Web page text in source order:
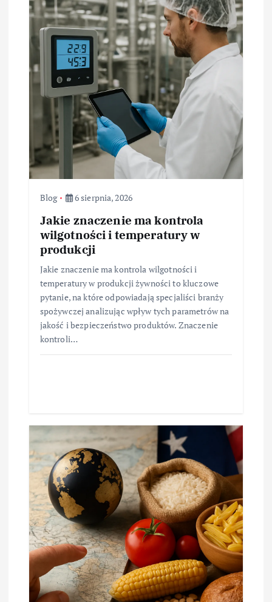
Blog 6 sierpnia, 2026
Jakie znaczenie ma kontrola
wilgotności i temperatury w
produkcji
Jakie znaczenie ma kontrola wilgotności i
temperatury w produkcji żywności to kluczowe
pytanie, na które odpowiadają specjaliści branży
spożywczej analizując wpływ tych parametrów na
jakość i bezpieczeństwo produktów. Znaczenie
kontroli…